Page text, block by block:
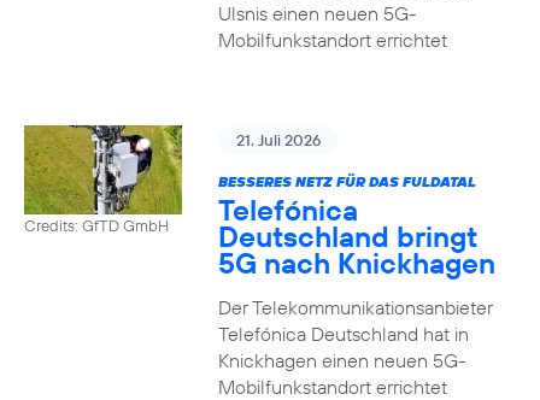
Ulsnis einen neuen 5G-
Mobilfunkstandort errichtet
Credits: GfTD GmbH
21. Juli 2026
BESSERES NETZ FÜR DAS FULDATAL
Telefónica
Deutschland bringt
5G nach Knickhagen
Der Telekommunikationsanbieter
Telefónica Deutschland hat in
Knickhagen einen neuen 5G-
Mobilfunkstandort errichtet